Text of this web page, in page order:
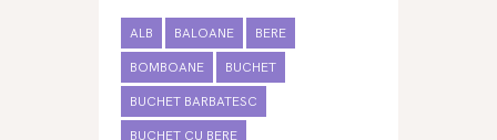
ALB BALOANE BERE
BOMBOANE BUCHET
BUCHET BARBATESC
BUCHET CU BERE